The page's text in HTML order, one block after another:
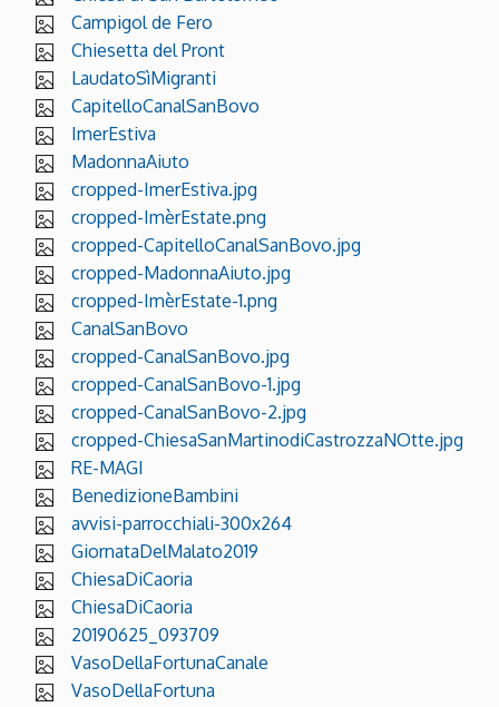
Campigol de Fero
Chiesetta del Pront
LaudatoSìMigranti
CapitelloCanalSanBovo
ImerEstiva
MadonnaAiuto
cropped-ImerEstiva.jpg
cropped-ImèrEstate.png
cropped-CapitelloCanalSanBovo.jpg
cropped-MadonnaAiuto.jpg
cropped-ImèrEstate-1.png
CanalSanBovo
cropped-CanalSanBovo.jpg
cropped-CanalSanBovo-1.jpg
cropped-CanalSanBovo-2.jpg
cropped-ChiesaSanMartinodiCastrozzaNOtte.jpg
RE-MAGI
BenedizioneBambini
avvisi-parrocchiali-300x264
GiornataDelMalato2019
ChiesaDiCaoria
ChiesaDiCaoria
20190625_093709
VasoDellaFortunaCanale
VasoDellaFortuna